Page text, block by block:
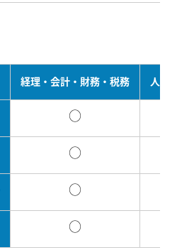
経理・会計・財務・税務 人事
○
○
○
○